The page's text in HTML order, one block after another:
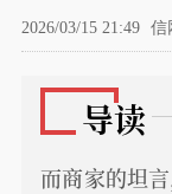
2026/03/15 21:49 信
导读
而商家的坦